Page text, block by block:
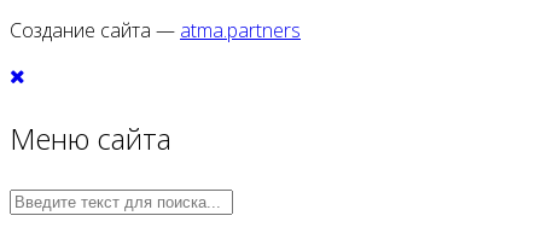
Создание сайта — atma.partners
Меню сайта